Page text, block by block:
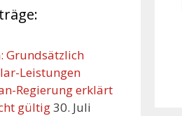
Grundsätzlich
Leistungen
Regierung erklärt
gültig30. Juli